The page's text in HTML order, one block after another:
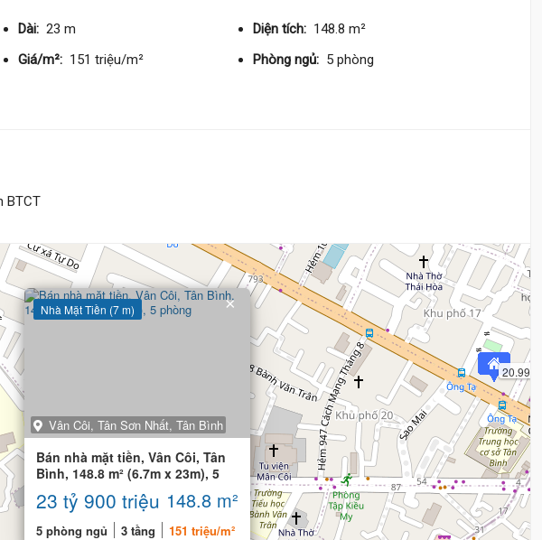
Dài: 23 m Diện tích: 148.8 m²
Giá/m²: 151 triệu/m² Phòng ngủ: 5 phòng
BTCT
20.99 Tỷ
Nhà Mặt Tiền (7 m)
Vân Côi, Tân Sơn Nhất, Tân Bình
Bán nhà mặt tiền, Vân Côi, Tân
Bình, 148.8 m² (6.7m x 23m), 5
phòng
23 tỷ 900 triệu 148.8 m²
5 phòng ngủ 3 tầng 151 triệu/m²
×
237 triệu/m²
24 tỷ 500 triệu
Cách Mạng Tháng Tám,Tân Sơn
Nhất
6.7 m x 14 m
4 tầng
DT:85 m² 5 phòngngủ
272 triệu/m²
Đông Nam